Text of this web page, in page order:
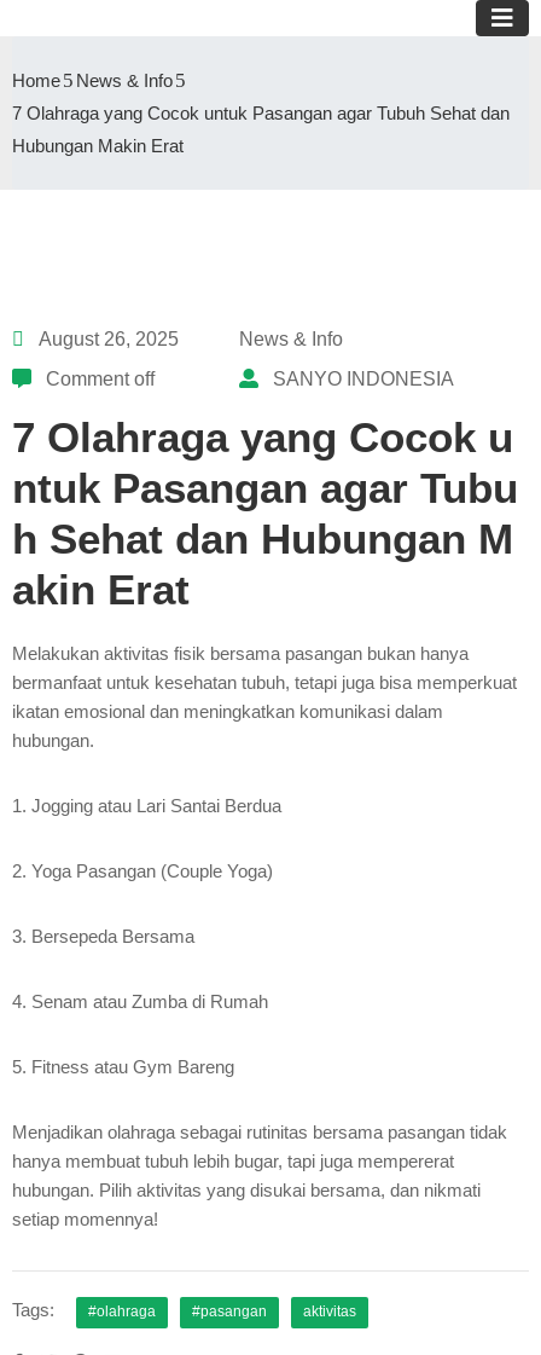
Home
News & Info
7 Olahraga yang Cocok untuk Pasangan agar Tubuh Sehat dan
Hubungan Makin Erat
August 26, 2025
News & Info
Comment off
SANYO INDONESIA
7 Olahraga yang Cocok u
ntuk Pasangan agar Tubu
h Sehat dan Hubungan M
akin Erat
Melakukan aktivitas fisik bersama pasangan bukan hanya
bermanfaat untuk kesehatan tubuh, tetapi juga bisa memperkuat
ikatan emosional dan meningkatkan komunikasi dalam
hubungan.
1. Jogging atau Lari Santai Berdua
2. Yoga Pasangan (Couple Yoga)
3. Bersepeda Bersama
4. Senam atau Zumba di Rumah
5. Fitness atau Gym Bareng
Menjadikan olahraga sebagai rutinitas bersama pasangan tidak
hanya membuat tubuh lebih bugar, tapi juga mempererat
hubungan. Pilih aktivitas yang disukai bersama, dan nikmati
setiap momennya!
Tags: #olahraga #pasangan aktivitas